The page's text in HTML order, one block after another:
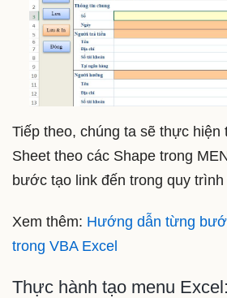
Tiếp theo, chúng ta sẽ thực hiện
Sheet theo các Shape trong
bước tạo link đến trong quy trình
Xem thêm: Hướng dẫn từng
trong VBA Excel
Thực hành tạo menu